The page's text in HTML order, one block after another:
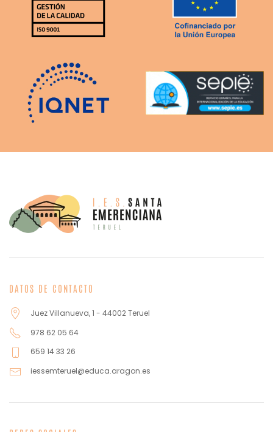
DATOS DE CONTACTO
Juez Villanueva, 1 - 44002 Teruel
978 62 05 64
659 14 33 26
iessemteruel@educa.aragon.es